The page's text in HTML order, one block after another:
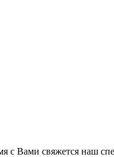
с Вами свяжется наш